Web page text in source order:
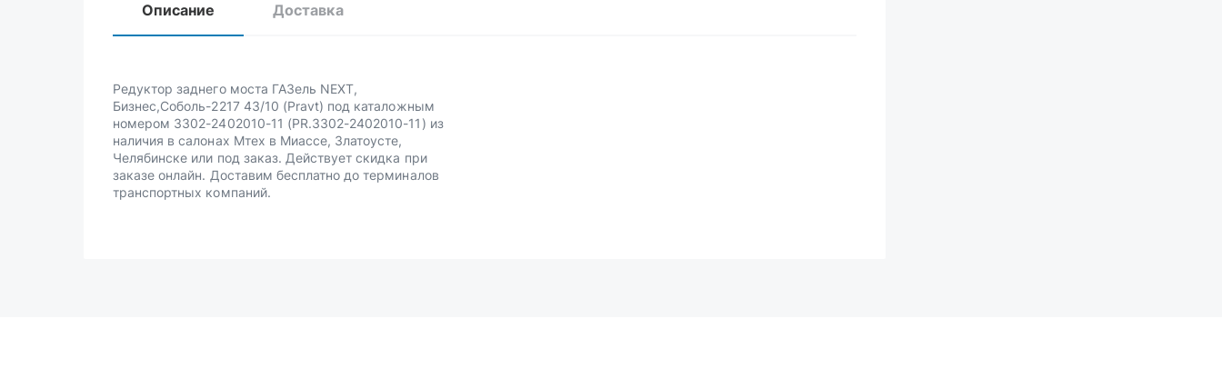
Описание Доставка
Редуктор заднего моста ГАЗель NEXT,
Бизнес,Соболь-2217 43/10 (Pravt) под каталожным
номером 3302-2402010-11 (PR.3302-2402010-11) из
наличия в салонах Мтех в Миассе, Златоусте,
Челябинске или под заказ. Действует скидка при
заказе онлайн. Доставим бесплатно до терминалов
транспортных компаний.